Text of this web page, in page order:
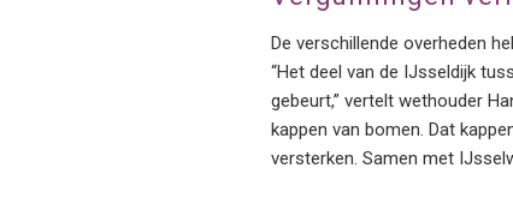
De verschillende overheden
“Het deel van de IJsseldijk
gebeurt,” vertelt wethouder
kappen van bomen. Dat
versterken. Samen met